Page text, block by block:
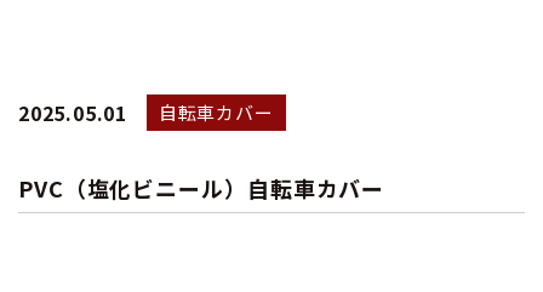
2025.05.01 自転車カバー
PVC（塩化ビニール）自転車カバー